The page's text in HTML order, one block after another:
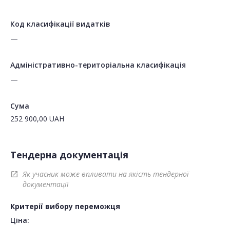
Код класифікації видатків
—
Адміністративно-територіальна класифікація
—
Сума
252 900,00 UAH
Тендерна документація
open_in_new
Як учасник може впливати на якість тендерної
документації
Критерії вибору переможця
Ціна: